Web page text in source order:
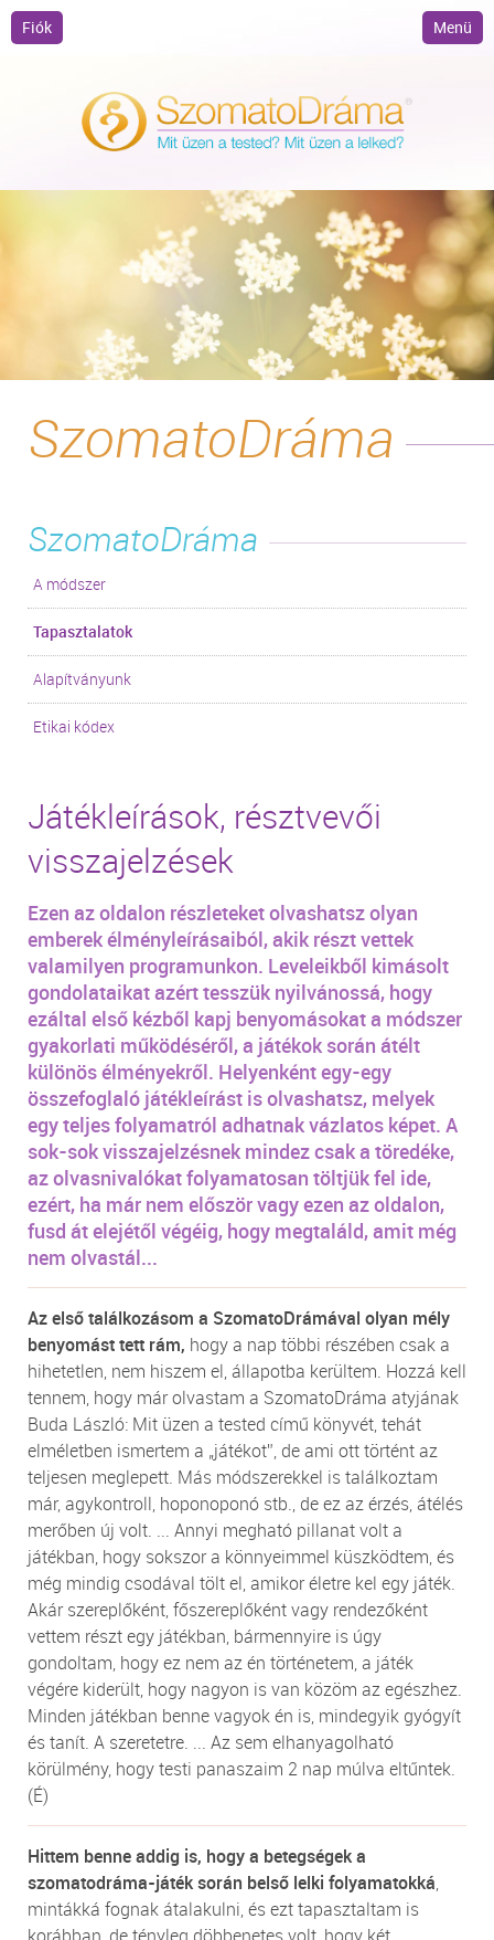
Fiók Menü
SzomatoDráma
SzomatoDráma
A módszer
Tapasztalatok
Alapítványunk
Etikai kódex
Játékleírások, résztvevői
visszajelzések
Ezen az oldalon részleteket olvashatsz olyan
emberek élményleírásaiból, akik részt vettek
valamilyen programunkon. Leveleikből kimásolt
gondolataikat azért tesszük nyilvánossá, hogy
ezáltal első kézből kapj benyomásokat a módszer
gyakorlati működéséről, a játékok során átélt
különös élményekről. Helyenként egy-egy
összefoglaló játékleírást is olvashatsz, melyek
egy teljes folyamatról adhatnak vázlatos képet. A
sok-sok visszajelzésnek mindez csak a töredéke,
az olvasnivalókat folyamatosan töltjük fel ide,
ezért, ha már nem először vagy ezen az oldalon,
fusd át elejétől végéig, hogy megtaláld, amit még
nem olvastál...
Az első találkozásom a SzomatoDrámával olyan mély
benyomást tett rám, hogy a nap többi részében csak a
hihetetlen, nem hiszem el, állapotba kerültem. Hozzá kell
tennem, hogy már olvastam a SzomatoDráma atyjának
Buda László: Mit üzen a tested című könyvét, tehát
elméletben ismertem a „játékot”, de ami ott történt az
teljesen meglepett. Más módszerekkel is találkoztam
már, agykontroll, hoponoponó stb., de ez az érzés, átélés
merőben új volt. ... Annyi megható pillanat volt a
játékban, hogy sokszor a könnyeimmel küszködtem, és
még mindig csodával tölt el, amikor életre kel egy játék.
Akár szereplőként, főszereplőként vagy rendezőként
vettem részt egy játékban, bármennyire is úgy
gondoltam, hogy ez nem az én történetem, a játék
végére kiderült, hogy nagyon is van közöm az egészhez.
Minden játékban benne vagyok én is, mindegyik gyógyít
és tanít. A szeretetre. ... Az sem elhanyagolható
körülmény, hogy testi panaszaim 2 nap múlva eltűntek.
(É)
Hittem benne addig is, hogy a betegségek a
szomatodráma-játék során belső lelki folyamatokká,
mintákká fognak átalakulni, és ezt tapasztaltam is